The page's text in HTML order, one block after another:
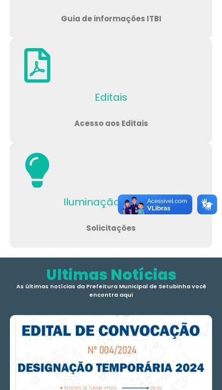
Guia de informações ITBI
Editais
Acesso aos Editais
Iluminação Pública
Solicitações
Ultimas Notícias
As últimas notícias da Prefeitura Municipal de Setubinha você
encontra aqui